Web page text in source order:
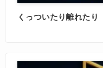
くっついたり離れたり